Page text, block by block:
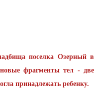
поселка Озерный в
новые фрагментытел - две
принадлежать ребенку.